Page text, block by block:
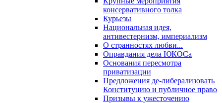
консервативного толка
Курьезы
Национальная идея,
антивестернизм, империализм
О странностях любви...
Оправдания дела ЮКОСа
Основания пересмотра
приватизации
Предложения де-либерализовать
Конституцию и публичное право
Призывы к ужесточению